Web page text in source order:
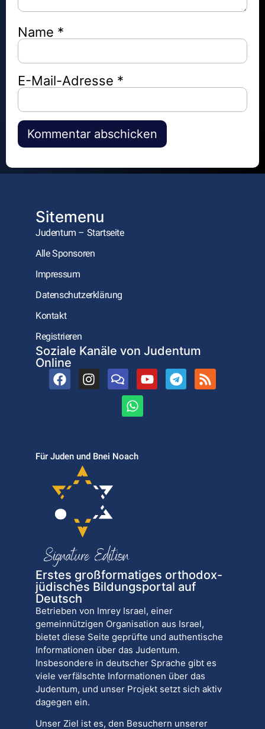
Name *
E-Mail-Adresse *
Alternative:
Sitemenu
Judentum – Startseite
Alle Sponsoren
Impressum
Datenschutzerklärung
Kontakt
Registrieren
Soziale Kanäle von Judentum
Online
Für Juden und Bnei Noach
Erstes großformatiges orthodox-
jüdisches Bildungsportal auf
Deutsch
Betrieben von Imrey Israel, einer
gemeinnützigen Organisation aus Israel,
bietet diese Seite geprüfte und authentische
Informationen über das Judentum.
Insbesondere in deutscher Sprache gibt es
viele verfälschte Informationen über das
Judentum, und unser Projekt setzt sich aktiv
dagegen ein.
Unser Ziel ist es, den Besuchern unserer